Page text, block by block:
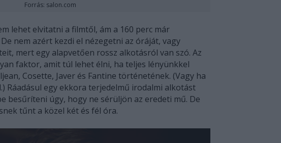
Forrás: salon.com
lehet elvitatni a filmtől, ám a 160 perc már
nem azért kezdi el nézegetni az óráját, vagy
mert egy alapvetően rossz alkotásról van szó. Az
faktor, amit túl lehet élni, ha teljes lényünkkel
Cosette, Javer és Fantine történetének. (Vagy ha
Ráadásul egy ekkora terjedelmű irodalmi alkotást
besűríteni úgy, hogy ne sérüljön az eredeti mű. De
tűnt a közel két és fél óra.